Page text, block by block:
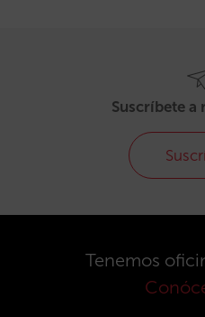
Suscríbete a
Tenemos